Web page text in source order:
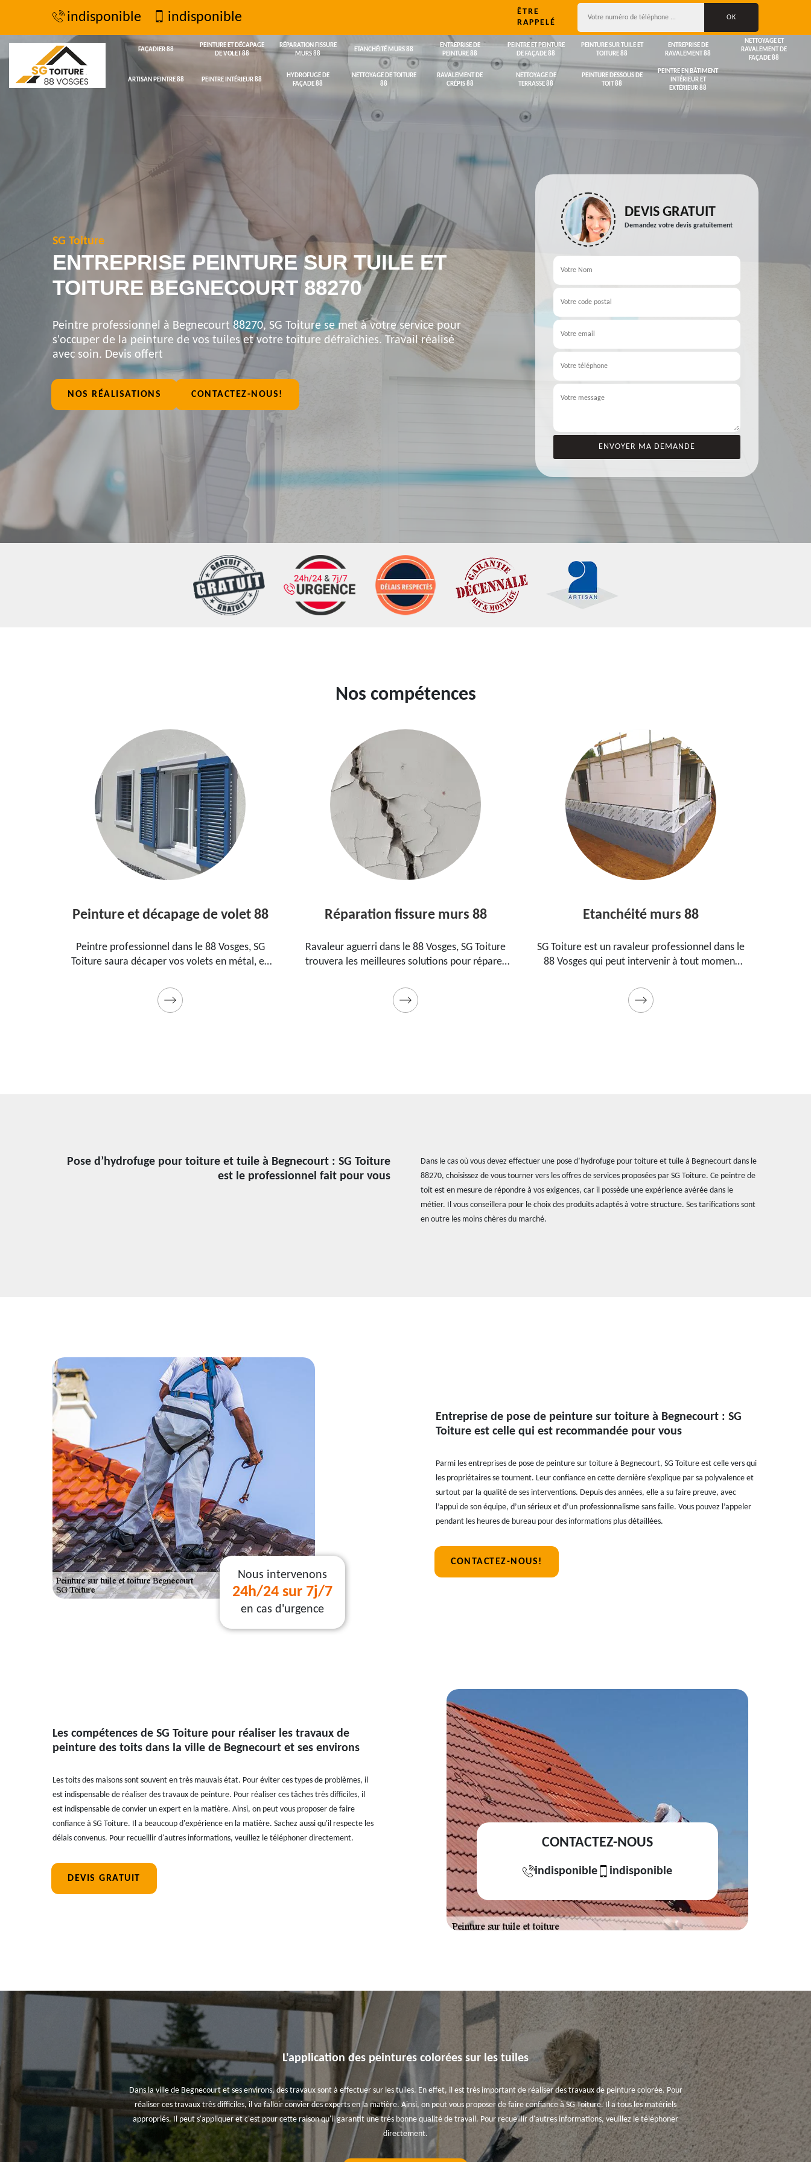
indisponible indisponible
ÊTRE
RAPPELÉ
FAÇADIER 88
PEINTURE ET DÉCAPAGE
DE VOLET 88
RÉPARATION FISSURE
MURS 88
ETANCHÉITÉ MURS 88
ENTREPRISE DE
PEINTURE 88
PEINTRE ET PEINTURE
DE FAÇADE 88
PEINTURE SUR TUILE ET
TOITURE 88
ENTREPRISE DE
RAVALEMENT 88
NETTOYAGE ET
RAVALEMENT DE
FAÇADE 88
ARTISAN PEINTRE 88 PEINTRE INTÉRIEUR 88
HYDROFUGE DE
FAÇADE 88
NETTOYAGE DE TOITURE
88
RAVALEMENT DE
CRÉPIS 88
NETTOYAGE DE
TERRASSE 88
PEINTURE DESSOUS DE
TOIT 88
PEINTRE EN BÂTIMENT
INTÉRIEUR ET
EXTÉRIEUR 88
SG Toiture
ENTREPRISE PEINTURE SUR TUILE ET
TOITURE BEGNECOURT 88270
Peintre professionnel à Begnecourt 88270, SG Toiture se met à votre service pour
s'occuper de la peinture de vos tuiles et votre toiture défraîchies. Travail réalisé
avec soin. Devis offert
NOS RÉALISATIONS CONTACTEZ-NOUS!
DEVIS GRATUIT
Demandez votre devis gratuitement
Nos compétences
Peinture et décapage de volet 88
Peintre professionnel dans le 88 Vosges, SG
Toiture saura décaper vos volets en métal, en
Utilise des produits et des peintures de qualité.
Devis détaillé offert
Réparation fissure murs 88
Ravaleur aguerri dans le 88 Vosges, SG Toiture
trouvera les meilleures solutions pour réparer
qualité et des matériels professionnels. Travaux
garantis décennaux
Etanchéité murs 88
SG Toiture est un ravaleur professionnel dans le
88 Vosges qui peut intervenir à tout moment
pas cher pour ce faire
Pose d’hydrofuge pour toiture et tuile à Begnecourt : SG Toiture
est le professionnel fait pour vous
Dans le cas où vous devez effectuer une pose d’hydrofuge pour toiture et tuile à Begnecourt dans le
88270, choisissez de vous tourner vers les offres de services proposées par SG Toiture. Ce peintre de
toit est en mesure de répondre à vos exigences, car il possède une expérience avérée dans le
métier. Il vous conseillera pour le choix des produits adaptés à votre structure. Ses tarifications sont
en outre les moins chères du marché.
Nous intervenons
24h/24 sur 7j/7
en cas d'urgence
Entreprise de pose de peinture sur toiture à Begnecourt : SG
Toiture est celle qui est recommandée pour vous
Parmi les entreprises de pose de peinture sur toiture à Begnecourt, SG Toiture est celle vers qui
les propriétaires se tournent. Leur confiance en cette dernière s’explique par sa polyvalence et
surtout par la qualité de ses interventions. Depuis des années, elle a su faire preuve, avec
l’appui de son équipe, d’un sérieux et d’un professionnalisme sans faille. Vous pouvez l’appeler
pendant les heures de bureau pour des informations plus détaillées.
CONTACTEZ-NOUS!
Les compétences de SG Toiture pour réaliser les travaux de
peinture des toits dans la ville de Begnecourt et ses environs
Les toits des maisons sont souvent en très mauvais état. Pour éviter ces types de problèmes, il
est indispensable de réaliser des travaux de peinture. Pour réaliser ces tâches très difficiles, il
est indispensable de convier un expert en la matière. Ainsi, on peut vous proposer de faire
confiance à SG Toiture. Il a beaucoup d'expérience en la matière. Sachez aussi qu'il respecte les
délais convenus. Pour recueillir d'autres informations, veuillez le téléphoner directement.
DEVIS GRATUIT
CONTACTEZ-NOUS
indisponible indisponible
L'application des peintures colorées sur les tuiles
Dans la ville de Begnecourt et ses environs, des travaux sont à effectuer sur les tuiles. En effet, il est très important de réaliser des travaux de peinture colorée. Pour
réaliser ces travaux très difficiles, il va falloir convier des experts en la matière. Ainsi, on peut vous proposer de faire confiance à SG Toiture. Il a tous les matériels
appropriés. Il peut s'appliquer et c'est pour cette raison qu'il garantit une très bonne qualité de travail. Pour recueillir d'autres informations, veuillez le téléphoner
directement.